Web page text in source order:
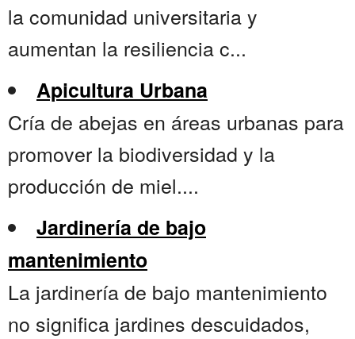
la comunidad universitaria y
aumentan la resiliencia c...
Apicultura Urbana
Cría de abejas en áreas urbanas para
promover la biodiversidad y la
producción de miel....
Jardinería de bajo
mantenimiento
La jardinería de bajo mantenimiento
no significa jardines descuidados,